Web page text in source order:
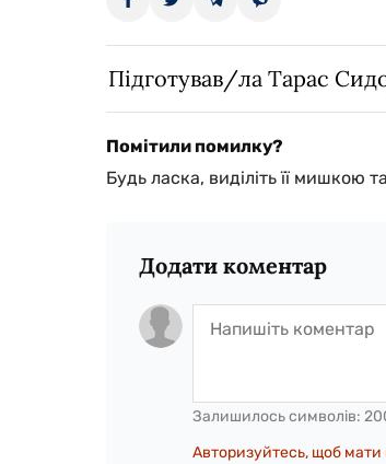
Підготував/ла Тарас
Помітили помилку?
Будь ласка, виділіть її мишкою
Додати коментар
Залишилось символів:
Авторизуйтесь, щоб мати